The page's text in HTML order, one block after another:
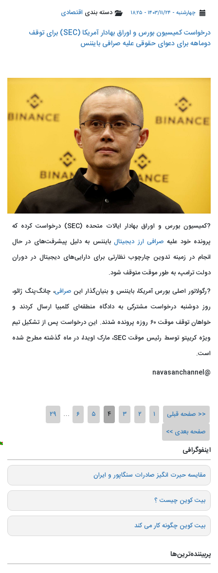
چهارشنبه - ۱۴۰۳/۱۱/۲۴ - ۱۸:۲۵ دسته بندی اقتصادی
درخواست کمیسیون بورس و اوراق بهادار آمریکا (SEC) برای توقف
دوماهه برای دعوای حقوقی علیه صرافی بایننس
?کمیسیون بورس و اوراق بهادار ایالات متحده (SEC) درخواست کرده که
پرونده خود علیه صرافی ارز دیجیتالبایننس به دلیل پیشرفت‌های در حال
انجام در زمینه تدوین چارچوب نظارتی برای دارایی‌های دیجیتال در دوران
دولت ترامپ، به طور موقت متوقف شود.
?رگولاتور اصلی بورس آمریکا، بایننس و بنیان‌گذار این صرافی، چانگ‌پنگ ژائو،
روز دوشنبه درخواست مشترکی به دادگاه منطقه‌ای کلمبیا ارسال کردند و
خواهان توقف موقت ۶۰ روزه پرونده شدند. این درخواست پس از تشکیل تیم
ویژه کریپتو توسط رئیس موقت SEC، مارک اویدا، در ماه گذشته مطرح شده
است.
@navasanchannel
صفحه قبلی ۲ ۳ ۴ ۵ ۶ …
۲۹
صفحه بعدی
اینفوگرافی
️مقایسه حیرت انگیز صادرات سنگاپور و ایران
بیت کوین چیست ؟
بیت کوین چگونه کار می کند
پربیننده‌ترین‌ها